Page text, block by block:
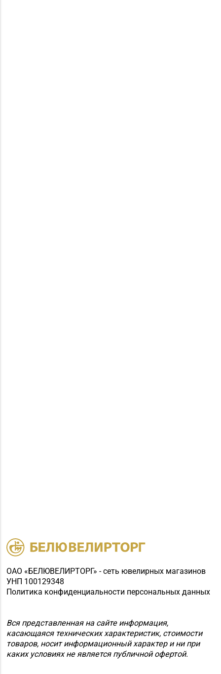
ОАО «БЕЛЮВЕЛИРТОРГ» - сеть ювелирных магазинов
УНП 100129348
Политика конфиденциальности персональных данных
Вся представленная на сайте информация,
касающаяся технических характеристик, стоимости
товаров, носит информационный характер и ни при
каких условиях не является публичной офертой.